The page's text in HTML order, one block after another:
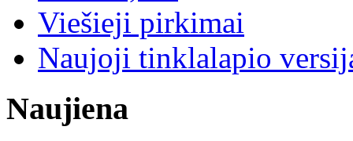
Viešieji pirkimai
Naujoji tinklalapio
Naujiena